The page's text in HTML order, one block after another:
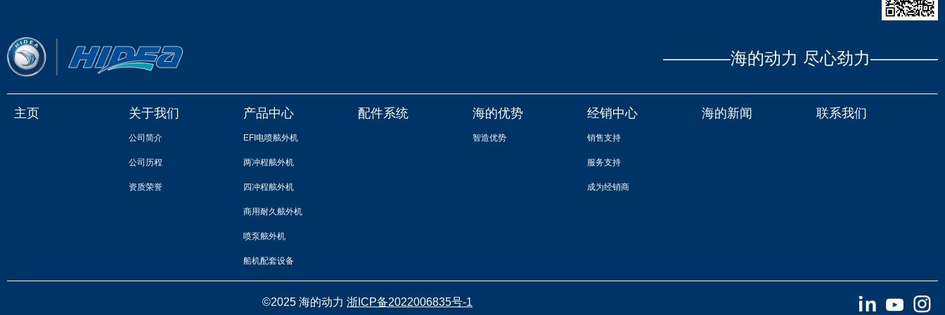
————海的动力 尽心劲力————
主页 关于我们
公司简介
公司历程
资质荣誉
产品中心
EFI电喷舷外机
两冲程舷外机
四冲程舷外机
商用耐久舷外机
喷泵舷外机
船机配套设备
配件系统 海的优势
智造优势
经销中心
销售支持
服务支持
成为经销商
海的新闻 联系我们
©️2025 海的动力 浙ICP备2022006835号-1